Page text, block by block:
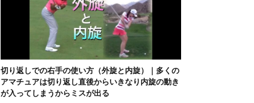
切り返しでの右手の使い方（外旋と内旋）｜多くの
アマチュアは切り返し直後からいきなり内旋の動き
が入ってしまうからミスが出る